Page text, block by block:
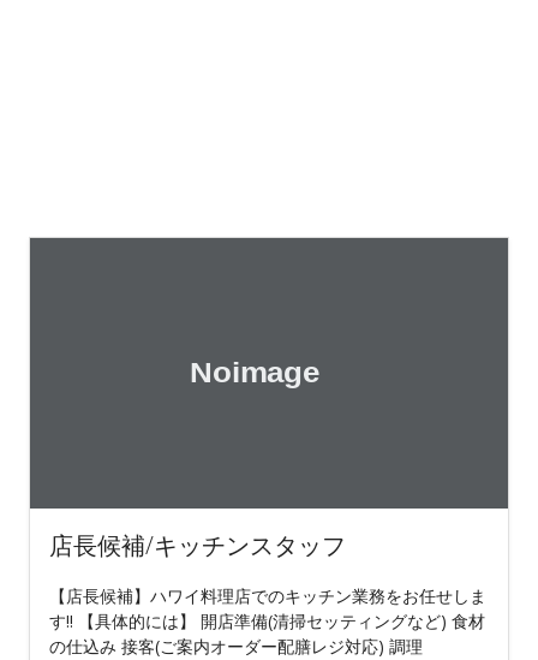
店長候補/キッチンスタッフ
【店長候補】ハワイ料理店でのキッチン業務をお任せしま
す!! 【具体的には】 開店準備(清掃セッティングなど) 食材
の仕込み 接客(ご案内オーダー配膳レジ対応) 調理